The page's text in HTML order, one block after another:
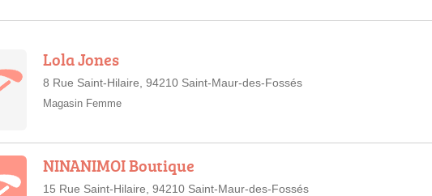
Lola Jones
8 Rue Saint-Hilaire, 94210 Saint-Maur-des-Fossés
Magasin Femme
NINANIMOI Boutique
15 Rue Saint-Hilaire, 94210 Saint-Maur-des-Fossés